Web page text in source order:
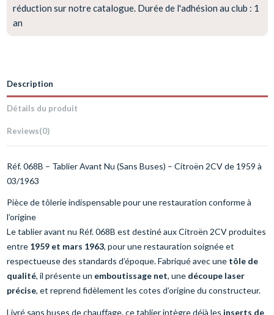
réduction sur notre catalogue. Durée de l'adhésion au club : 1
an
Description
Détails du produit
Reviews(0)
Réf. 068B – Tablier Avant Nu (Sans Buses) – Citroën 2CV de 1959 à
03/1963
Pièce de tôlerie indispensable pour une restauration conforme à
l’origine
Le tablier avant nu Réf. 068B est destiné aux Citroën 2CV produites
entre 1959 et mars 1963, pour une restauration soignée et
respectueuse des standards d’époque. Fabriqué avec une tôle de
qualité, il présente un emboutissage net, une découpe laser
précise, et reprend fidèlement les cotes d’origine du constructeur.
Livré sans buses de chauffage, ce tablier intègre déjà les inserts de